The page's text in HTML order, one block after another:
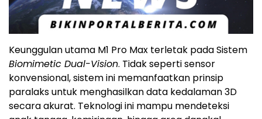
Keunggulan utama M1 Pro Max terletak pada Sistem
Biomimetic Dual-Vision. Tidak seperti sensor
konvensional, sistem ini memanfaatkan prinsip
paralaks untuk menghasilkan data kedalaman 3D
secara akurat. Teknologi ini mampu mendeteksi